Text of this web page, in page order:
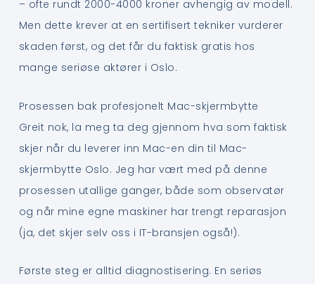
– ofte rundt 2000-4000 kroner avhengig av modell.
Men dette krever at en sertifisert tekniker vurderer
skaden først, og det får du faktisk gratis hos
mange seriøse aktører i Oslo.
Prosessen bak profesjonelt Mac-skjermbytte
Greit nok, la meg ta deg gjennom hva som faktisk
skjer når du leverer inn Mac-en din til Mac-
skjermbytte Oslo. Jeg har vært med på denne
prosessen utallige ganger, både som observatør
og når mine egne maskiner har trengt reparasjon
(ja, det skjer selv oss i IT-bransjen også!).
Første steg er alltid diagnostisering. En seriøs